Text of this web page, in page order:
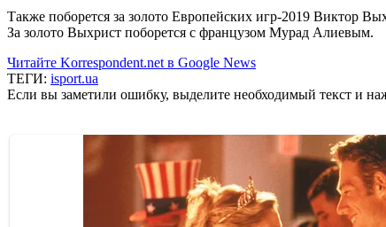
Также поборется за золото Европейских игр-2019 Виктор
За золото Выхрист поборется с французом Мурад Алиевым.
Читайте Korrespondent.net в Google News
ТЕГИ: isport.ua
Если вы заметили ошибку, выделите необходимый текст и